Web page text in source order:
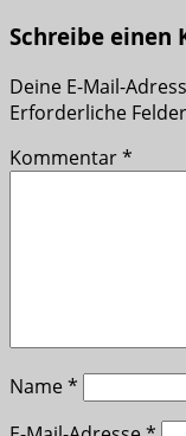
Schreibe einen
Deine E-Mail-
Erforderliche
Kommentar*
Name*